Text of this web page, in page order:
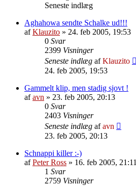
Seneste indlæg
Aghahowa sendte Schalke ud!!!
afKlauzito » 24. feb 2005, 19:53
0 Svar
2399 Visninger
Seneste indlæg afKlauzito
24. feb 2005, 19:53
Gammelt klip, men stadig sjovt !
afavn » 23. feb 2005, 20:13
0 Svar
2403 Visninger
Seneste indlæg afavn
23. feb 2005, 20:13
Schnappi killer :-)
afPeter Ross » 16. feb 2005, 21:11
1 Svar
2759 Visninger